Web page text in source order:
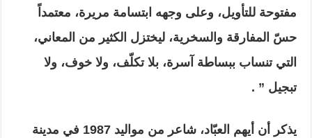
مفتوحة للتأويل، وعلى وجهه ابتسامة مريرة، معتمداً
حسّ المفارقة والسخرية، ليختزل الكثير من المعاني،
التي تنساب ببساطة آسرة، بلا تكلّف، ولا خوف، ولا
تبجيل ” .
يذكر أن أيهم العبّاد، شاعر من مواليد 1987 في مدينة